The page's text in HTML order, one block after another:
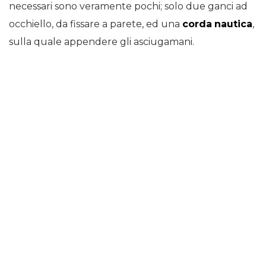
necessari sono veramente pochi; solo due ganci ad
occhiello, da fissare a parete, ed una corda nautica,
sulla quale appendere gli asciugamani.